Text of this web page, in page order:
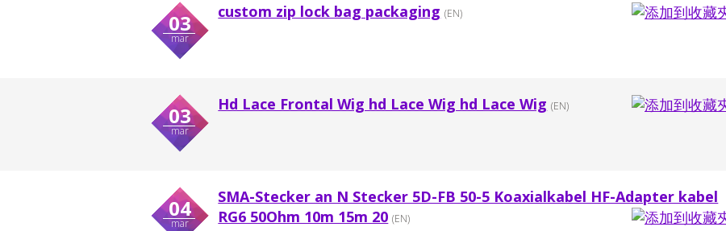
03
mar
custom zip lock bag packaging (EN)
03
mar
Hd Lace Frontal Wig hd Lace Wig hd Lace Wig (EN)
04
mar
SMA-Stecker an N Stecker 5D-FB 50-5 Koaxialkabel HF-Adapter kabel
RG6 50Ohm 10m 15m 20 (EN)